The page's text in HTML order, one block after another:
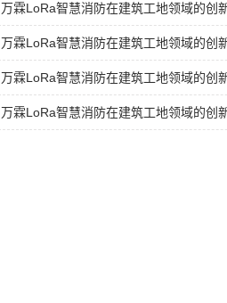
万霖LoRa智慧消防在建筑工地领域的
万霖LoRa智慧消防在建筑工地领域的
万霖LoRa智慧消防在建筑工地领域的
万霖LoRa智慧消防在建筑工地领域的